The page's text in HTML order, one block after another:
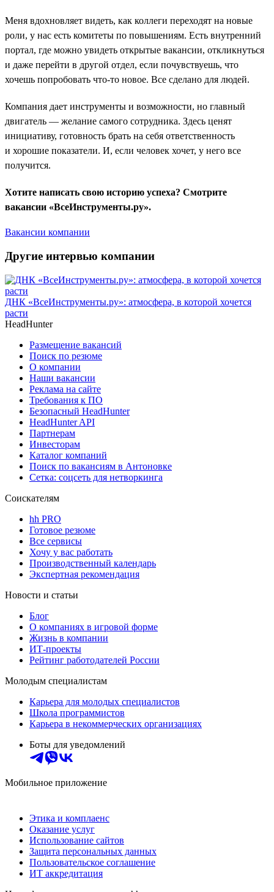
Меня вдохновляет видеть, как коллеги переходят на новые
роли, у нас есть комитеты по повышениям. Есть внутренний
портал, где можно увидеть открытые вакансии, откликнуться
и даже перейти в другой отдел, если почувствуешь, что
хочешь попробовать что-то новое. Все сделано для людей.
Компания дает инструменты и возможности, но главный
двигатель — желание самого сотрудника. Здесь ценят
инициативу, готовность брать на себя ответственность
и хорошие показатели. И, если человек хочет, у него все
получится.
Хотите написать свою историю успеха? Смотрите
вакансии «ВсеИнструменты.ру».
Вакансии компании
Другие интервью компании
ДНК «ВсеИнструменты.ру»: атмосфера, в которой хочется
расти
HeadHunter
Размещение вакансий
Поиск по резюме
О компании
Наши вакансии
Реклама на сайте
Требования к ПО
Безопасный HeadHunter
HeadHunter API
Партнерам
Инвесторам
Каталог компаний
Поиск по вакансиям в Антоновке
Сетка: соцсеть для нетворкинга
Соискателям
hh PRO
Готовое резюме
Все сервисы
Хочу у вас работать
Производственный календарь
Экспертная рекомендация
Новости и статьи
Блог
О компаниях в игровой форме
Жизнь в компании
ИТ-проекты
Рейтинг работодателей России
Молодым специалистам
Карьера для молодых специалистов
Школа программистов
Карьера в некоммерческих организациях
Боты для уведомлений
Мобильное приложение
Этика и комплаенс
Оказание услуг
Использование сайтов
Защита персональных данных
Пользовательское соглашение
ИТ аккредитация